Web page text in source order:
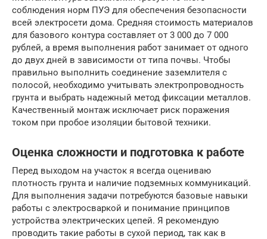
соблюдения норм ПУЭ для обеспечения безопасности
всей электросети дома. Средняя стоимость материалов
для базового контура составляет от 3 000 до 7 000
рублей, а время выполнения работ занимает от одного
до двух дней в зависимости от типа почвы. Чтобы
правильно выполнить соединение заземлителя с
полосой, необходимо учитывать электропроводность
грунта и выбрать надежный метод фиксации металлов.
Качественный монтаж исключает риск поражения
током при пробое изоляции бытовой техники.
Оценка сложности и подготовка к работе
Перед выходом на участок я всегда оцениваю
плотность грунта и наличие подземных коммуникаций.
Для выполнения задачи потребуются базовые навыки
работы с электросваркой и понимание принципов
устройства электрических цепей. Я рекомендую
проводить такие работы в сухой период, так как в